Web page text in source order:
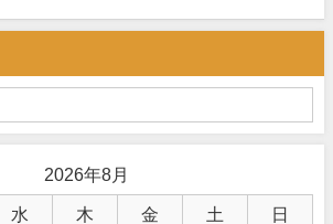
2026年8月
水 木 金 土 日